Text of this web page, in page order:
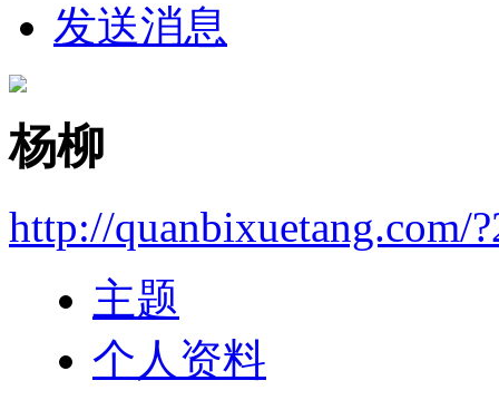
发送消息
杨柳
http://quanbixuetang.com/
主题
个人资料